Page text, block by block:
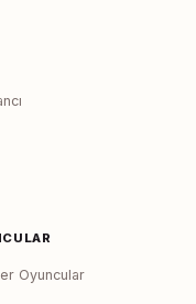
Oyuncular